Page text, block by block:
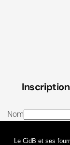
Le CidB et ses
Nom